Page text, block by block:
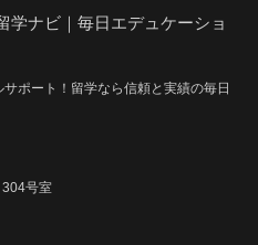
学ナビ｜毎日エデュケーショ
ポート！留学なら信頼と実績の毎日
号室